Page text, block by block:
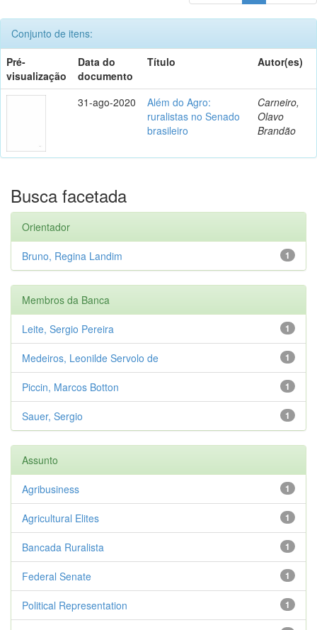
Conjunto de itens:
Pré-
visualização
Data do
documento
Título Autor(es)
31-ago-2020
Além do Agro:
ruralistas no Senado
brasileiro
Carneiro,
Olavo
Brandão
Busca facetada
Orientador
1
Bruno, Regina Landim
Membros da Banca
1
Leite, Sergio Pereira
1
Medeiros, Leonilde Servolo de
1
Piccin, Marcos Botton
1
Sauer, Sergio
Assunto
1
Agribusiness
1
Agricultural Elites
1
Bancada Ruralista
1
Federal Senate
1
Political Representation